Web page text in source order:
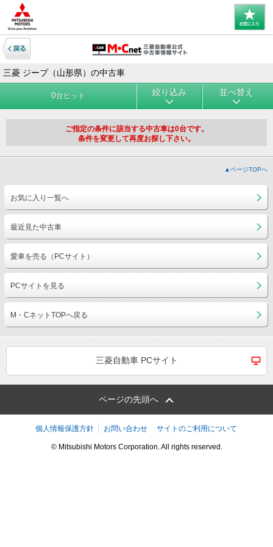
三菱 ジープ（山形県）の中古車
0台ヒット 絞り込み 並べ替え
ご指定の条件に該当する中古車は0台です。
条件を変更して再度お探し下さい。
▲ページTOPへ
お気に入り一覧へ
最近見た中古車
愛車を売る（PCサイト）
PCサイトを見る
M・CネットTOPへ戻る
三菱自動車 PCサイト
ページの先頭へ
個人情報保護方針 お問い合わせ サイトのご利用について
© Mitsubishi Motors Corporation. All rights reserved.